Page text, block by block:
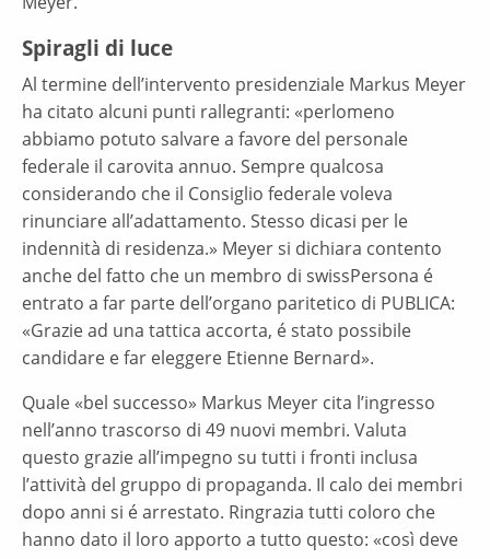
Spiragli di luce
Al termine dell’intervento presidenziale Markus Meyer
ha citato alcuni punti rallegranti: «perlomeno
abbiamo potuto salvare a favore del personale
federale il carovita annuo. Sempre qualcosa
considerando che il Consiglio federale voleva
rinunciare all’adattamento. Stesso dicasi per le
indennità di residenza.» Meyer si dichiara contento
anche del fatto che un membro di swissPersona é
entrato a far parte dell’organo paritetico di PUBLICA:
«Grazie ad una tattica accorta, é stato possibile
candidare e far eleggere Etienne Bernard».
Quale «bel successo» Markus Meyer cita l’ingresso
nell’anno trascorso di 49 nuovi membri. Valuta
questo grazie all’impegno su tutti i fronti inclusa
l’attività del gruppo di propaganda. Il calo dei membri
dopo anni si é arrestato. Ringrazia tutti coloro che
hanno dato il loro apporto a tutto questo: «così deve